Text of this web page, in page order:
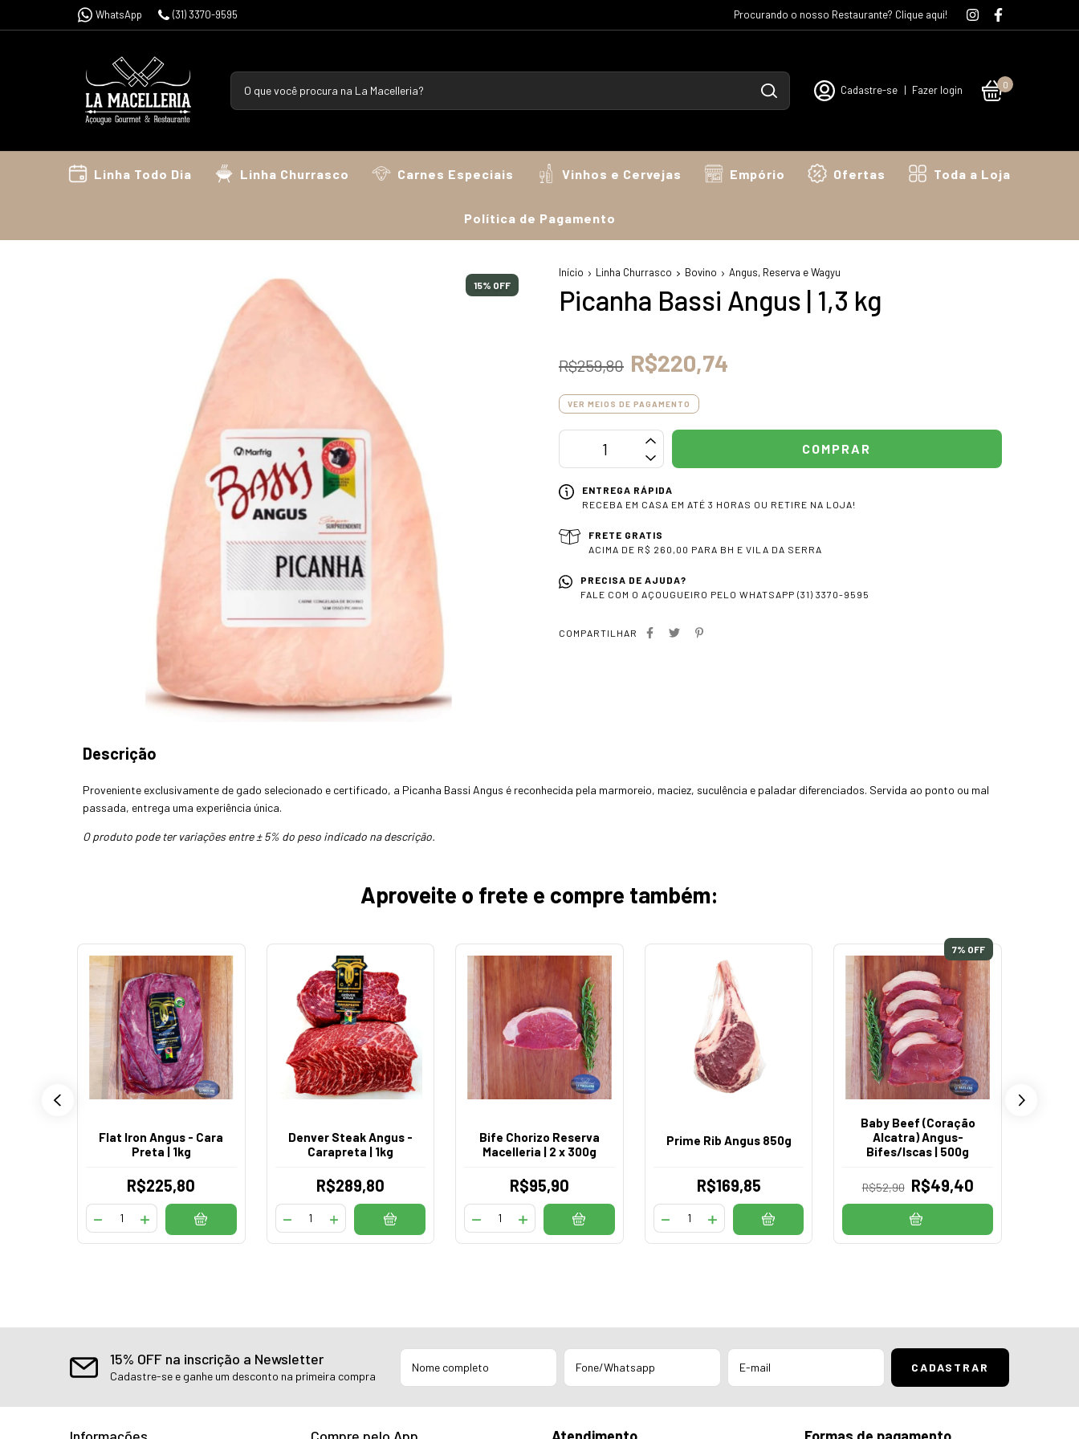
WhatsApp (31) 3370-9595 Procurando o nosso Restaurante? Clique aqui!
Cadastre-se | Fazer login 0
Linha Todo Dia Linha Churrasco Carnes Especiais Vinhos e Cervejas Empório Ofertas Toda a Loja
Política de Pagamento
15% OFF
Início Linha Churrasco Bovino Angus, Reserva e Wagyu
Picanha Bassi Angus | 1,3 kg
R$259,80 R$220,74
VER MEIOS DE PAGAMENTO
ENTREGA RÁPIDA
RECEBA EM CASA EM ATÉ 3 HORAS OU RETIRE NA LOJA!
FRETE GRATIS
ACIMA DE R$ 260,00 PARA BH E VILA DA SERRA
PRECISA DE AJUDA?
FALE COM O AÇOUGUEIRO PELO WHATSAPP (31) 3370-9595
COMPARTILHAR
Descrição
Proveniente exclusivamente de gado selecionado e certificado, a Picanha Bassi Angus é reconhecida pela marmoreio, maciez, suculência e paladar diferenciados. Servida ao ponto ou mal
passada, entrega uma experiência única.
O produto pode ter variações entre ± 5% do peso indicado na descrição.
Aproveite o frete e compre também:
Flat Iron Angus - Cara
Preta | 1kg
R$225,80
Denver Steak Angus -
Carapreta | 1kg
R$289,80
Bife Chorizo Reserva
Macelleria | 2 x 300g
R$95,90
Prime Rib Angus 850g
R$169,85
7% OFF
Baby Beef (Coração
Alcatra) Angus-
Bifes/Iscas | 500g
R$52,90 R$49,40
15% OFF na inscrição a Newsletter
Cadastre-se e ganhe um desconto na primeira compra